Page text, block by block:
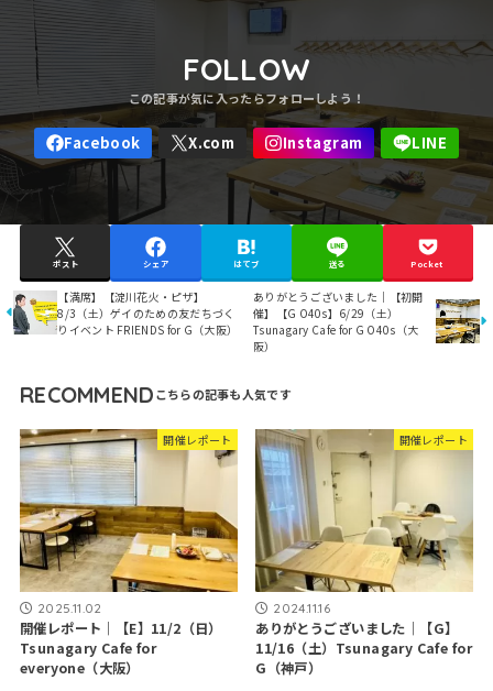
FOLLOW
ポスト シェア はてブ 送る Pocket
【満席】【淀川花火・ピザ】
8/3（土）ゲイのための友だちづく
りイベント FRIENDS for G（大阪）
ありがとうございました｜【初開
催】【G O40s】6/29（土）
Tsunagary Cafe for G O40s（大
阪）
RECOMMEND
開催レポート
2025.11.02
開催レポート｜【E】11/2（日）
Tsunagary Cafe for
everyone（大阪）
開催レポート
2024.11.16
ありがとうございました｜【G】
11/16（土）Tsunagary Cafe for
G（神戸）